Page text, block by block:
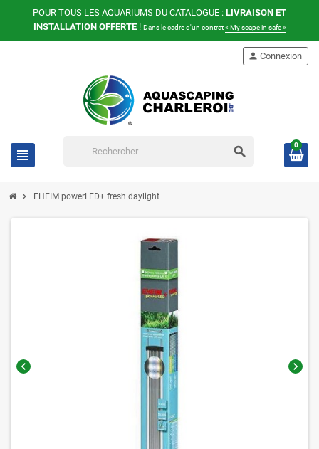
POUR TOUS LES AQUARIUMS DU CATALOGUE : LIVRAISON ET
INSTALLATION OFFERTE! Dans le cadre d'un contrat« My scape in safe »
view_headline search
person Connexion
0
chevron_right EHEIM powerLED+ fresh daylight
chevron_left chevron_right